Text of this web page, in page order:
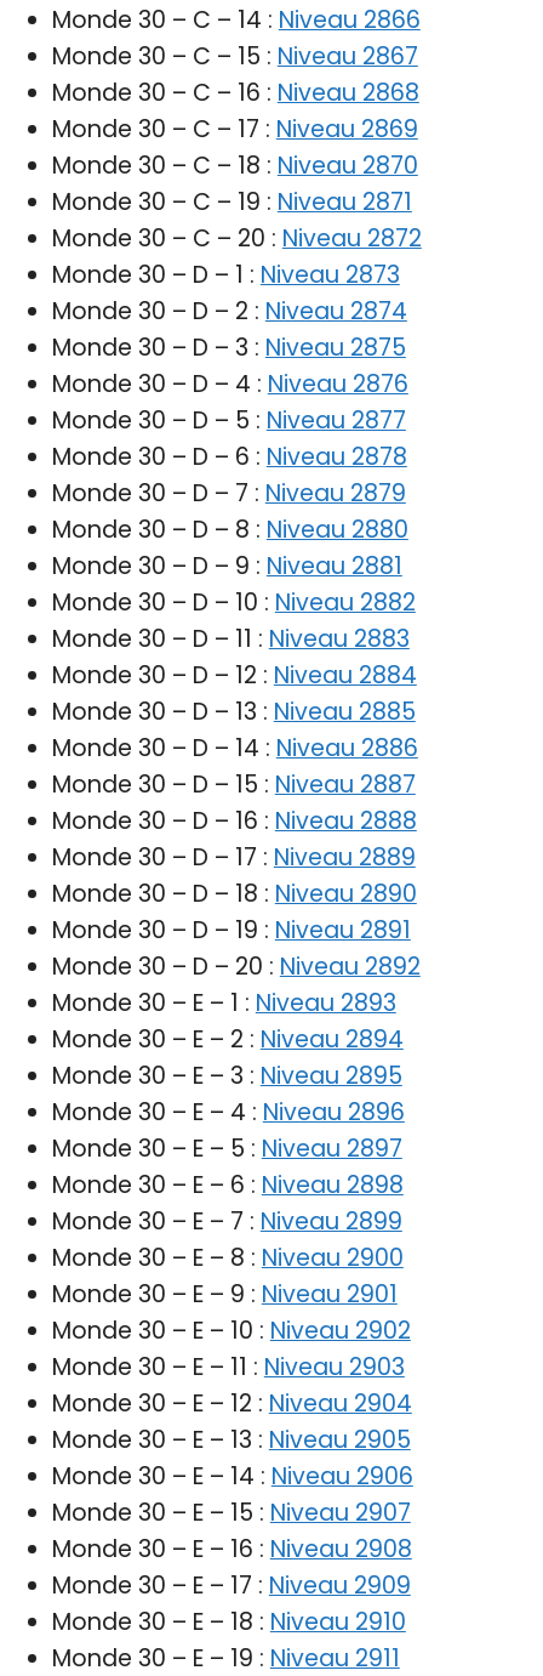
Monde 30 – C – 14 : Niveau 2866
Monde 30 – C – 15 : Niveau 2867
Monde 30 – C – 16 : Niveau 2868
Monde 30 – C – 17 : Niveau 2869
Monde 30 – C – 18 : Niveau 2870
Monde 30 – C – 19 : Niveau 2871
Monde 30 – C – 20 : Niveau 2872
Monde 30 – D – 1 : Niveau 2873
Monde 30 – D – 2 : Niveau 2874
Monde 30 – D – 3 : Niveau 2875
Monde 30 – D – 4 : Niveau 2876
Monde 30 – D – 5 : Niveau 2877
Monde 30 – D – 6 : Niveau 2878
Monde 30 – D – 7 : Niveau 2879
Monde 30 – D – 8 : Niveau 2880
Monde 30 – D – 9 : Niveau 2881
Monde 30 – D – 10 : Niveau 2882
Monde 30 – D – 11 : Niveau 2883
Monde 30 – D – 12 : Niveau 2884
Monde 30 – D – 13 : Niveau 2885
Monde 30 – D – 14 : Niveau 2886
Monde 30 – D – 15 : Niveau 2887
Monde 30 – D – 16 : Niveau 2888
Monde 30 – D – 17 : Niveau 2889
Monde 30 – D – 18 : Niveau 2890
Monde 30 – D – 19 : Niveau 2891
Monde 30 – D – 20 : Niveau 2892
Monde 30 – E – 1 : Niveau 2893
Monde 30 – E – 2 : Niveau 2894
Monde 30 – E – 3 : Niveau 2895
Monde 30 – E – 4 : Niveau 2896
Monde 30 – E – 5 : Niveau 2897
Monde 30 – E – 6 : Niveau 2898
Monde 30 – E – 7 : Niveau 2899
Monde 30 – E – 8 : Niveau 2900
Monde 30 – E – 9 : Niveau 2901
Monde 30 – E – 10 : Niveau 2902
Monde 30 – E – 11 : Niveau 2903
Monde 30 – E – 12 : Niveau 2904
Monde 30 – E – 13 : Niveau 2905
Monde 30 – E – 14 : Niveau 2906
Monde 30 – E – 15 : Niveau 2907
Monde 30 – E – 16 : Niveau 2908
Monde 30 – E – 17 : Niveau 2909
Monde 30 – E – 18 : Niveau 2910
Monde 30 – E – 19 : Niveau 2911